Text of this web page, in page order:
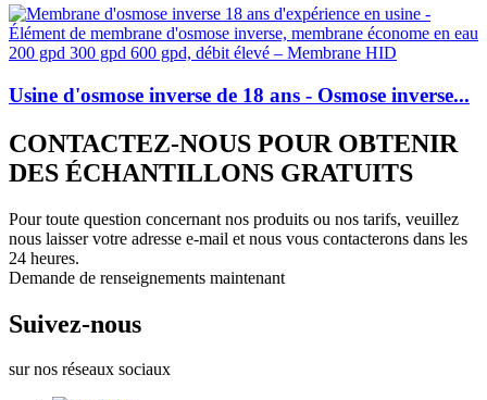
Usine d'osmose inverse de 18 ans - Osmose inverse...
CONTACTEZ-NOUS POUR OBTENIR
DES ÉCHANTILLONS GRATUITS
Pour toute question concernant nos produits ou nos tarifs, veuillez
nous laisser votre adresse e-mail et nous vous contacterons dans les
24 heures.
Demande de renseignements maintenant
Suivez-nous
sur nos réseaux sociaux